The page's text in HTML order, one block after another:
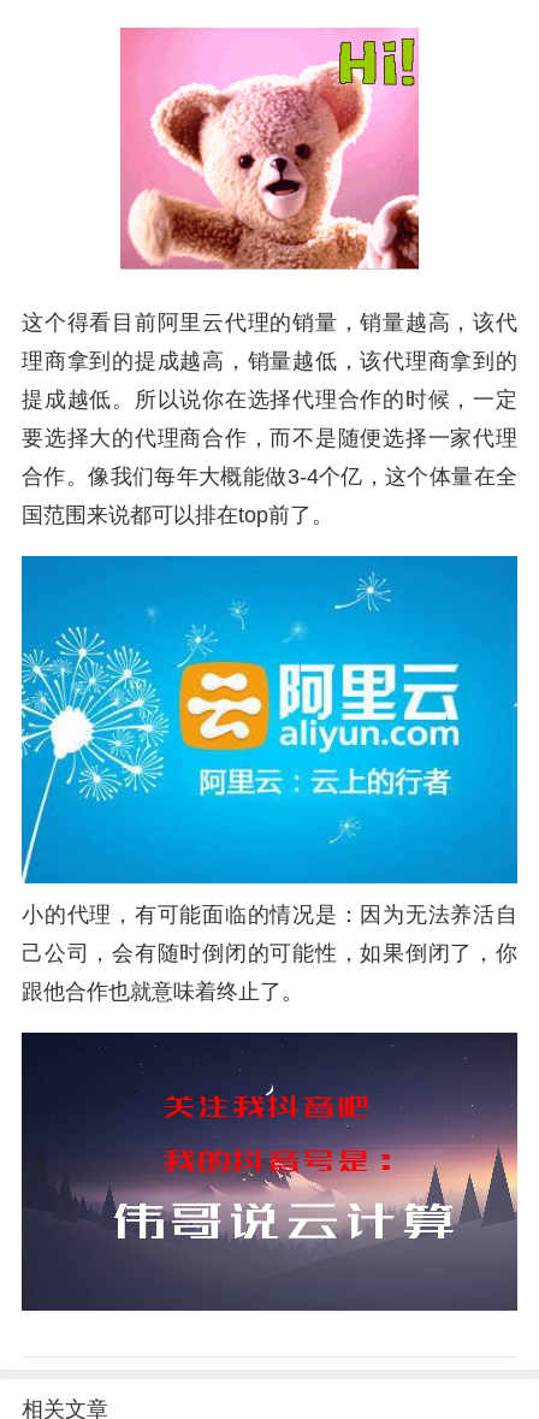
这个得看目前阿里云代理的销量，销量越高，该代
理商拿到的提成越高，销量越低，该代理商拿到的
提成越低。所以说你在选择代理合作的时候，一定
要选择大的代理商合作，而不是随便选择一家代理
合作。像我们每年大概能做3-4个亿，这个体量在全
国范围来说都可以排在top前了。
小的代理，有可能面临的情况是：因为无法养活自
己公司，会有随时倒闭的可能性，如果倒闭了，你
跟他合作也就意味着终止了。
相关文章